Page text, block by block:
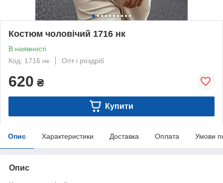
Костюм чоловічий 1716 нк
В наявності
Код: 1716 нк
Опт і роздріб
620 ₴
Купити
Опис Характеристики Доставка Оплата Умови
Опис